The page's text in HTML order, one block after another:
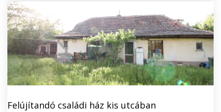
Felújítandó családi ház kis utcában